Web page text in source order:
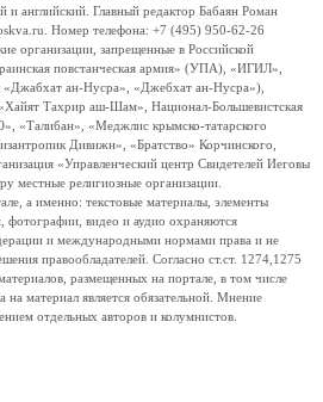
и английский. Главный редактор Бабаян Роман
Номер телефона: +7 (495) 950-62-26
организации, запрещенные в Российской
повстанческая армия» (УПА), «ИГИЛ»,
ан-Нусра», «Джебхат ан-Нусра»),
Тахрир аш-Шам», Национал-Большевистская
«Талибан», «Меджлис крымско-татарского
Дивижн», «Братство» Корчинского,
«Управленческий центр Свидетелей Иеговы
местные религиозные организации.
а именно: текстовые материалы, элементы
фотографии, видео и аудио охраняются
и международными нормами права и не
правообладателей. Согласно ст.ст. 1274,1275
размещенных на портале, в том числе
на материал является обязательной. Мнение
отдельных авторов и колумнистов.